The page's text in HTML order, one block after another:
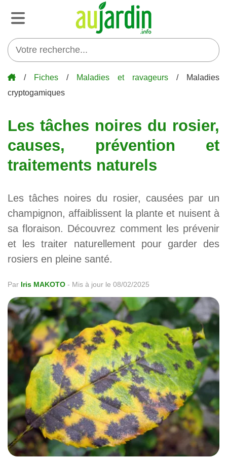
/ Fiches / Maladies et ravageurs / Maladies
cryptogamiques
Les tâches noires du rosier,
causes, prévention et
traitements naturels
Les tâches noires du rosier, causées par un
champignon, affaiblissent la plante et nuisent à
sa floraison. Découvrez comment les prévenir
et les traiter naturellement pour garder des
rosiers en pleine santé.
Par Iris MAKOTO - Mis à jour le 08/02/2025